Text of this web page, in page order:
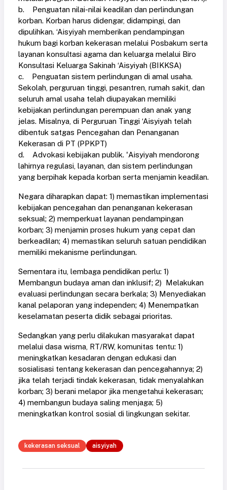
b. Penguatan nilai-nilai keadilan dan perlindungan
korban. Korban harus didengar, didampingi, dan
dipulihkan. ‘Aisyiyah memberikan pendampingan
hukum bagi korban kekerasan melalui Posbakum serta
layanan konsultasi agama dan keluarga melalui Biro
Konsultasi Keluarga Sakinah ‘Aisyiyah (BIKKSA)
c. Penguatan sistem perlindungan di amal usaha.
Sekolah, perguruan tinggi, pesantren, rumah sakit, dan
seluruh amal usaha telah diupayakan memiliki
kebijakan perlindungan perempuan dan anak yang
jelas. Misalnya, di Perguruan Tinggi ‘Aisyiyah telah
dibentuk satgas Pencegahan dan Penanganan
Kekerasan di PT (PPKPT)
d. Advokasi kebijakan publik. 'Aisyiyah mendorong
lahirnya regulasi, layanan, dan sistem perlindungan
yang berpihak kepada korban serta menjamin keadilan.
Negara diharapkan dapat: 1) memastikan implementasi
kebijakan pencegahan dan penanganan kekerasan
seksual; 2) memperkuat layanan pendampingan
korban; 3) menjamin proses hukum yang cepat dan
berkeadilan; 4) memastikan seluruh satuan pendidikan
memiliki mekanisme perlindungan.
Sementara itu, lembaga pendidikan perlu: 1)
Membangun budaya aman dan inklusif; 2) Melakukan
evaluasi perlindungan secara berkala; 3) Menyediakan
kanal pelaporan yang independen; 4) Menempatkan
keselamatan peserta didik sebagai prioritas.
Sedangkan yang perlu dilakukan masyarakat dapat
melalui dasa wisma, RT/RW, komunitas tentu: 1)
meningkatkan kesadaran dengan edukasi dan
sosialisasi tentang kekerasan dan pencegahannya; 2)
jika telah terjadi tindak kekerasan, tidak menyalahkan
korban; 3) berani melapor jika mengetahui kekerasan;
4) membangun budaya saling menjaga; 5)
meningkatkan kontrol sosial di lingkungan sekitar.
kekerasan seksual aisyiyah